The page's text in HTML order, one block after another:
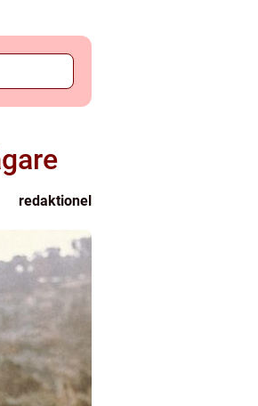
redaktionel